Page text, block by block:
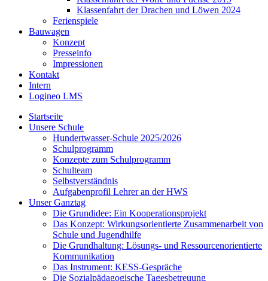
Klassenfahrt der Drachen und Löwen 2024
Ferienspiele
Bauwagen
Konzept
Presseinfo
Impressionen
Kontakt
Intern
Logineo LMS
Startseite
Unsere Schule
Hundertwasser-Schule 2025/2026
Schulprogramm
Konzepte zum Schulprogramm
Schulteam
Selbst­ver­ständ­nis
Aufgabenprofil Lehrer an der HWS
Unser Ganztag
Die Grundidee: Ein Kooperationsprojekt
Das Konzept: Wirkungsorientierte Zusammenarbeit von
Schule und Jugendhilfe
Die Grundhaltung: Lösungs- und Ressourcenorientierte
Kommunikation
Das Instrument: KESS-Gespräche
Die Sozialpädagogische Tagesbetreuung